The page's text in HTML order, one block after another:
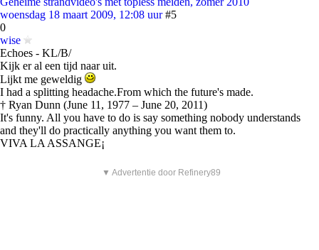
woensdag 18 maart 2009, 12:08 uur #5
0
wise
Echoes - KL/B/
Kijk er al een tijd naar uit.
Lijkt me geweldig
I had a splitting headache.From which the future's made.
† Ryan Dunn (June 11, 1977 – June 20, 2011)
It's funny. All you have to do is say something nobody understands
and they'll do practically anything you want them to.
VIVA LA ASSANGE¡
▼ Advertentie door Refinery89